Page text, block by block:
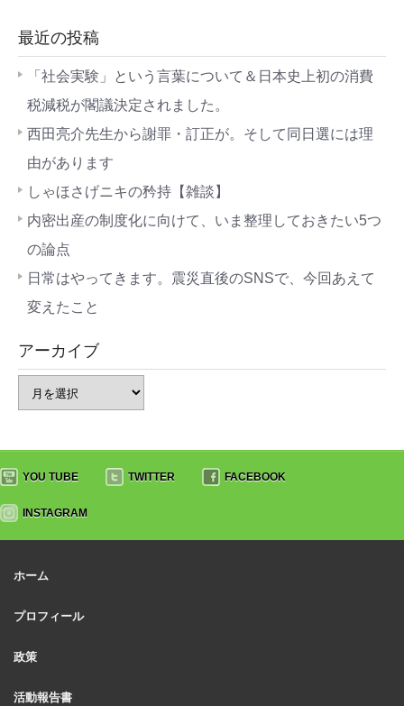
最近の投稿
「社会実験」という言葉について＆日本史上初の消費
税減税が閣議決定されました。
西田亮介先生から謝罪・訂正が。そして同日選には理
由があります
しゃほさげニキの矜持【雑談】
内密出産の制度化に向けて、いま整理しておきたい5つ
の論点
日常はやってきます。震災直後のSNSで、今回あえて
変えたこと
アーカイブ
YOU TUBE TWITTER FACEBOOK
INSTAGRAM
ホーム
プロフィール
政策
活動報告書